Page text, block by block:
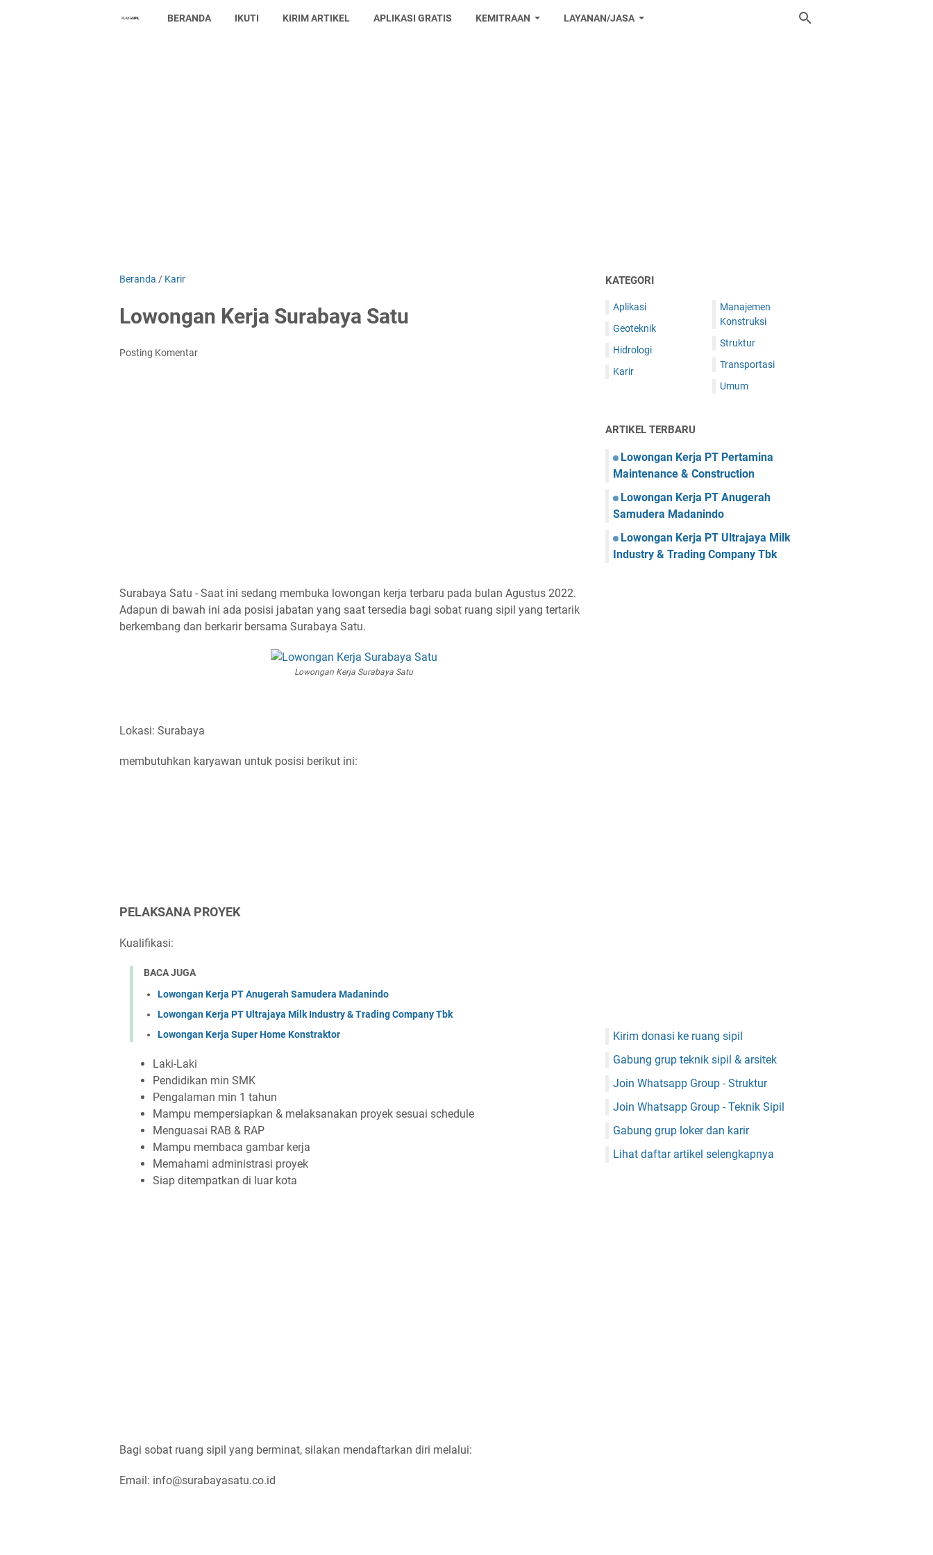
BERANDA IKUTI KIRIM ARTIKEL APLIKASI GRATIS KEMITRAAN LAYANAN/JASA
Beranda / Karir
Lowongan Kerja Surabaya Satu
Posting Komentar
Surabaya Satu - Saat ini sedang membuka lowongan kerja terbaru pada bulan Agustus 2022.
Adapun di bawah ini ada posisi jabatan yang saat tersedia bagi sobat ruang sipil yang tertarik
berkembang dan berkarir bersama Surabaya Satu.
Lowongan Kerja Surabaya Satu
Lokasi: Surabaya
membutuhkan karyawan untuk posisi berikut ini:
PELAKSANA PROYEK
Kualifikasi:
BACA JUGA
Lowongan Kerja PT Anugerah Samudera Madanindo
Lowongan Kerja PT Ultrajaya Milk Industry & Trading Company Tbk
Lowongan Kerja Super Home Konstraktor
Laki-Laki
Pendidikan min SMK
Pengalaman min 1 tahun
Mampu mempersiapkan & melaksanakan proyek sesuai schedule
Menguasai RAB & RAP
Mampu membaca gambar kerja
Memahami administrasi proyek
Siap ditempatkan di luar kota
Bagi sobat ruang sipil yang berminat, silakan mendaftarkan diri melalui:
Email: info@surabayasatu.co.id
KATEGORI
Aplikasi
Geoteknik
Hidrologi
Karir
Manajemen
Konstruksi
Struktur
Transportasi
Umum
ARTIKEL TERBARU
Lowongan Kerja PT Pertamina
Maintenance & Construction
Lowongan Kerja PT Anugerah
Samudera Madanindo
Lowongan Kerja PT Ultrajaya Milk
Industry & Trading Company Tbk
Kirim donasi ke ruang sipil
Gabung grup teknik sipil & arsitek
Join Whatsapp Group - Struktur
Join Whatsapp Group - Teknik Sipil
Gabung grup loker dan karir
Lihat daftar artikel selengkapnya